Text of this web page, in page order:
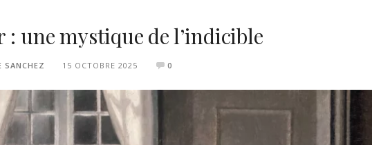
une mystique de l’indicible
SANCHEZ 15 OCTOBRE 2025 0